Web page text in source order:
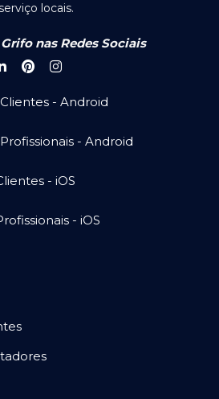
locais.
nas Redes Sociais
- Android
- Android
- iOS
- iOS